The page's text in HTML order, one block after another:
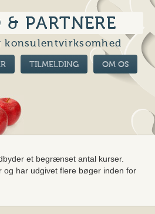
& PARTNERE
konsulentvirksomhed
TILMELDING OM OS
et begrænset antal kurser.
og har udgivet flere bøger inden for